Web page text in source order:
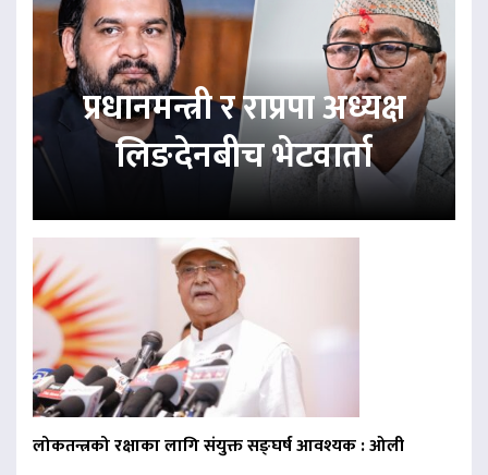
प्रधानमन्त्री र राप्रपा अध्यक्ष
लिङदेनबीच भेटवार्ता
लोकतन्त्रको रक्षाका लागि संयुक्त सङ्घर्ष आवश्यक : ओली